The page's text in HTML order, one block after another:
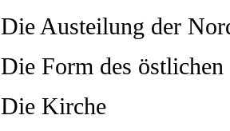
Die Austeilung der
Die Form des
Die Kirche